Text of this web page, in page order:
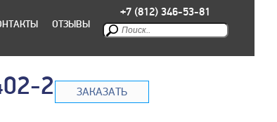
ОТЗЫВЫ
+7 (812) 346-53-81
2 ЗАКАЗАТЬ